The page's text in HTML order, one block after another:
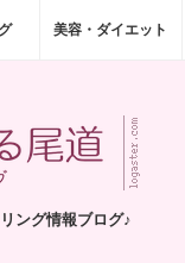
美容・ダイエット
ング情報ブログ♪